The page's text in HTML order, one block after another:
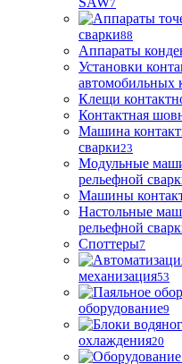
7
сварки88
Аппараты
Установки
автомобильных
Клещи
Контактная
Машина
сварки23
Модульные
рельефной
Машины
Настольные
рельефной
Споттеры7
механизация53
оборудование9
охлаждения20